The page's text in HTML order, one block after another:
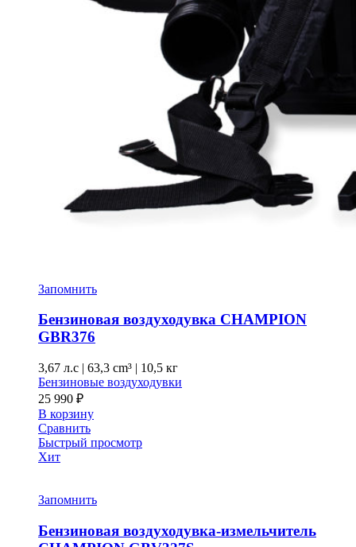
Запомнить
Бензиновая воздуходувка CHAMPION
GBR376
3,67 л.с | 63,3 cm³ | 10,5 кг
Бензиновые воздуходувки
25 990 ₽
В корзину
Сравнить
Быстрый просмотр
Хит
Запомнить
Бензиновая воздуходувка-измельчитель